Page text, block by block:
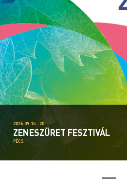
2026.09.15 - 20.
ZENESZÜRET FESZTIVÁL
PÉCS